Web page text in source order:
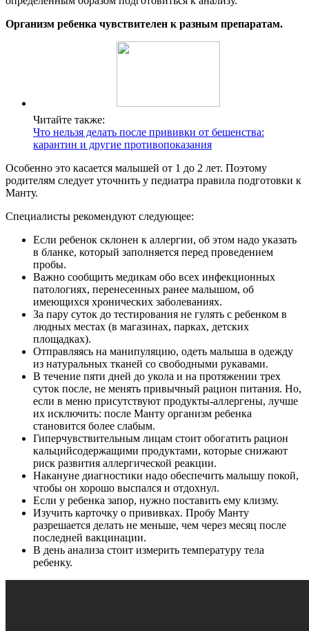
Организм ребенка чувствителен к разным препаратам.
Читайте также:
Что нельзя делать после прививки от бешенства:
карантин и другие противопоказания
Особенно это касается малышей от 1 до 2 лет. Поэтому
родителям следует уточнить у педиатра правила подготовки к
Манту.
Специалисты рекомендуют следующее:
Если ребенок склонен к аллергии, об этом надо указать
в бланке, который заполняется перед проведением
пробы.
Важно сообщить медикам обо всех инфекционных
патологиях, перенесенных ранее малышом, об
имеющихся хронических заболеваниях.
За пару суток до тестирования не гулять с ребенком в
людных местах (в магазинах, парках, детских
площадках).
Отправляясь на манипуляцию, одеть малыша в одежду
из натуральных тканей со свободными рукавами.
В течение пяти дней до укола и на протяжении трех
суток после, не менять привычный рацион питания. Но,
если в меню присутствуют продукты-аллергены, лучше
их исключить: после Манту организм ребенка
становится более слабым.
Гиперчувствительным лицам стоит обогатить рацион
кальцийсодержащими продуктами, которые снижают
риск развития аллергической реакции.
Накануне диагностики надо обеспечить малышу покой,
чтобы он хорошо выспался и отдохнул.
Если у ребенка запор, нужно поставить ему клизму.
Изучить карточку о прививках. Пробу Манту
разрешается делать не меньше, чем через месяц после
последней вакцинации.
В день анализа стоит измерить температуру тела
ребенку.